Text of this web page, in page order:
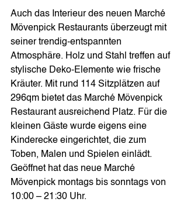
Auch das Interieur des neuen Marché
Mövenpick Restaurants überzeugt mit
seiner trendig-entspannten
Atmosphäre. Holz und Stahl treffen auf
stylische Deko-Elemente wie frische
Kräuter. Mit rund 114 Sitzplätzen auf
296qm bietet das Marché Mövenpick
Restaurant ausreichend Platz. Für die
kleinen Gäste wurde eigens eine
Kinderecke eingerichtet, die zum
Toben, Malen und Spielen einlädt.
Geöffnet hat das neue Marché
Mövenpick montags bis sonntags von
10:00 – 21:30 Uhr.